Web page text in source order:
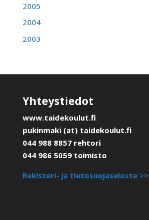
2005
2004
2003
Yhteystiedot
www.taidekoulut.fi
pukinmaki (at) taidekoulut.fi
044 988 8857 rehtori
044 986 5059 toimisto
Rekisteri- ja tietosuojaseloste >>